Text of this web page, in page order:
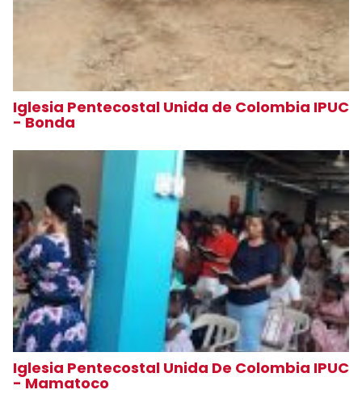
Iglesia Pentecostal Unida de Colombia IPUC
- Bonda
Iglesia Pentecostal Unida De Colombia IPUC
- Mamatoco